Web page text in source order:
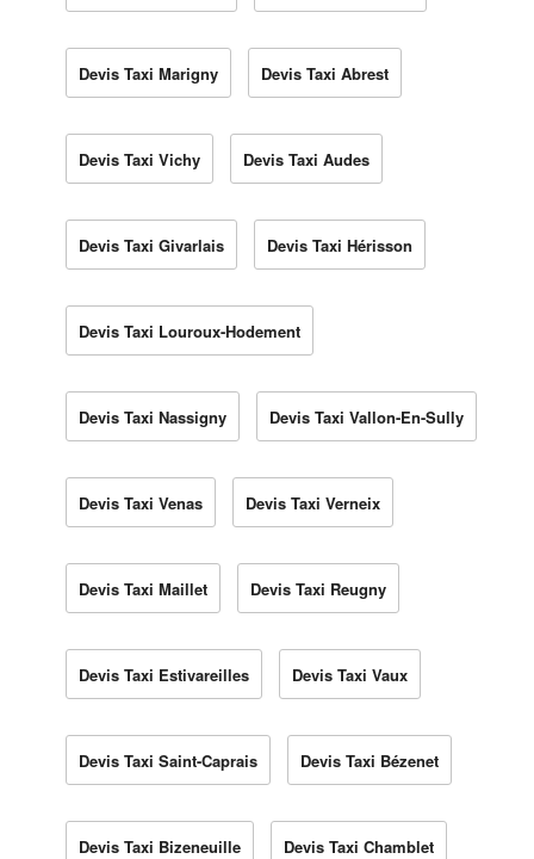
Devis Taxi Marigny Devis Taxi Abrest
Devis Taxi Vichy Devis Taxi Audes
Devis Taxi Givarlais Devis Taxi Hérisson
Devis Taxi Louroux-Hodement
Devis Taxi Nassigny Devis Taxi Vallon-En-Sully
Devis Taxi Venas Devis Taxi Verneix
Devis Taxi Maillet Devis Taxi Reugny
Devis Taxi Estivareilles Devis Taxi Vaux
Devis Taxi Saint-Caprais Devis Taxi Bézenet
Devis Taxi Bizeneuille Devis Taxi Chamblet